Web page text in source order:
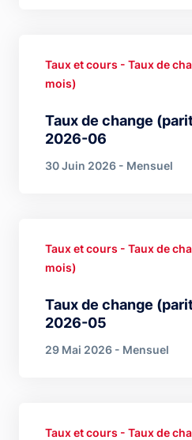
Taux de change
2026-06
Taux et cours - Taux de
mois)
30 Juin 2026 - Mensuel
Taux de change
2026-05
Taux et cours - Taux de
mois)
29 Mai 2026 - Mensuel
Taux et cours - Taux de